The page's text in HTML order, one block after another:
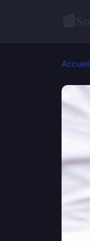
Accueil